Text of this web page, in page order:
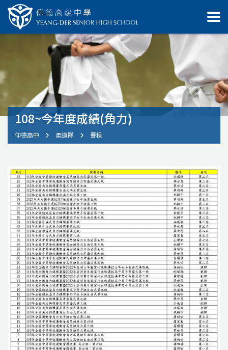
108~今年度成績(角力)
仰德高中 柔道隊 賽程